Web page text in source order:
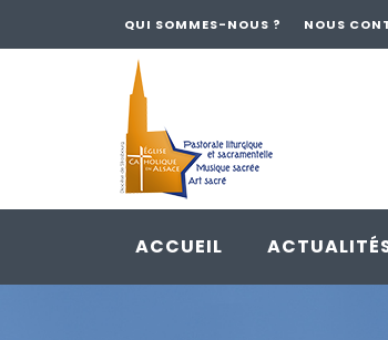
Skip
QUI SOMMES-NOUS ? NOUS
ACCUEIL